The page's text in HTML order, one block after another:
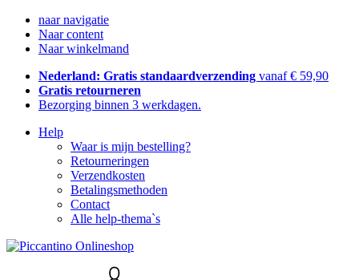
naar navigatie
Naar content
Naar winkelmand
Nederland: Gratis standaardverzending vanaf € 59,90
Gratis retourneren
Bezorging binnen 3 werkdagen.
Help
Waar is mijn bestelling?
Retourneringen
Verzendkosten
Betalingsmethoden
Contact
Alle help-thema`s